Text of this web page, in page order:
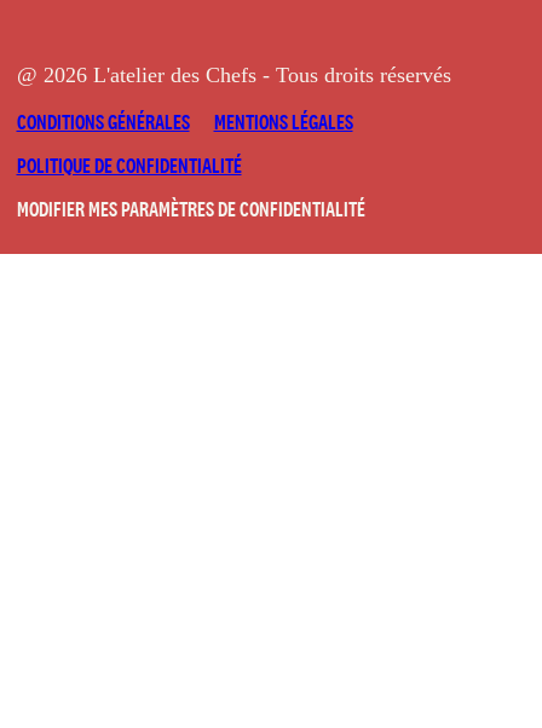
@ 2026 L'atelier des Chefs - Tous droits réservés
CONDITIONS GÉNÉRALES
MENTIONS LÉGALES
POLITIQUE DE CONFIDENTIALITÉ
MODIFIER MES PARAMÈTRES DE CONFIDENTIALITÉ